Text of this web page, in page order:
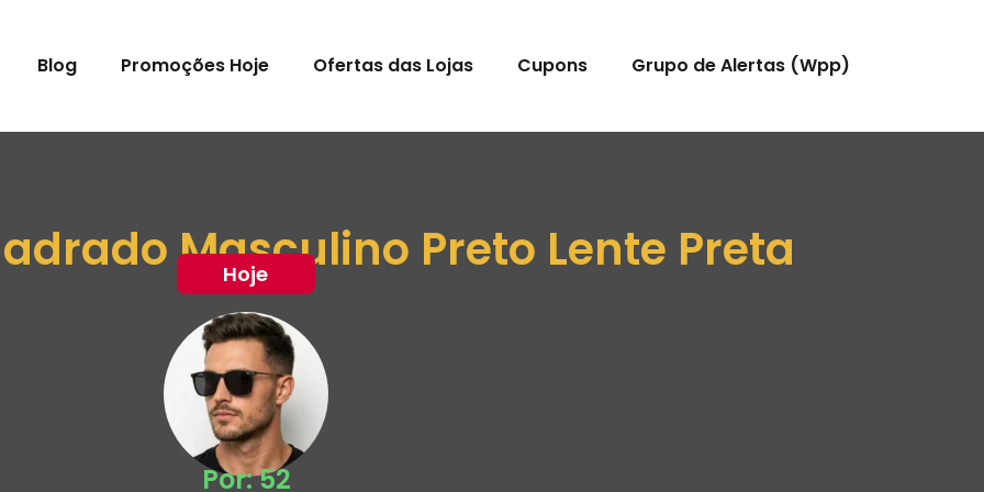
Blog Promoções Hoje Ofertas das Lojas Cupons Grupo de Alertas (Wpp)
Masculino Preto Lente Preta
Hoje
Por: 52